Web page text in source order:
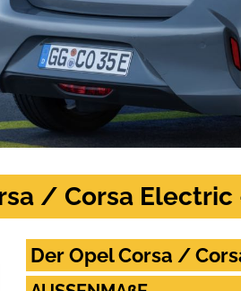
/ Corsa Electric
Der Opel Corsa /